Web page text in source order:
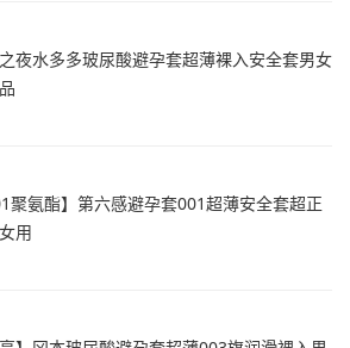
夜水多多玻尿酸避孕套超薄裸入安全套男女
聚氨酯】第六感避孕套001超薄安全套超正
用